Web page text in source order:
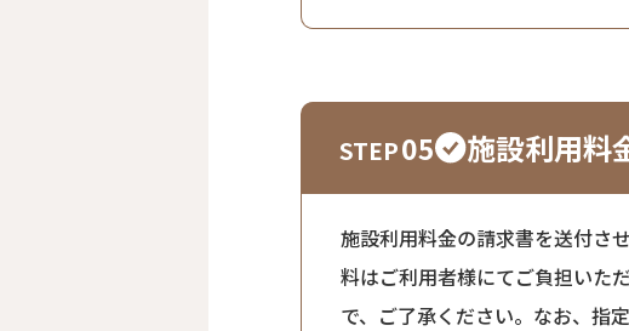
05 施設利用料
施設利用料金の請求書を送付さ
料はご利用者様にてご負担いた
で、ご了承ください。なお、指